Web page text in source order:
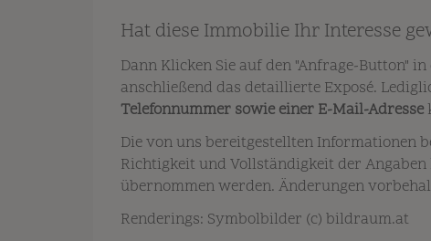
Hat diese Immobilie Ihr Interesse
Dann Klicken Sie auf den "Anfrage-Button"
anschließend das detaillierte Exposé.
Telefonnummer sowie einer E-Mail-Adresse
Die von uns bereitgestellten Informationen
Richtigkeit und Vollständigkeit der
übernommen werden. Änderungen
Renderings: Symbolbilder (c) bildraum.at